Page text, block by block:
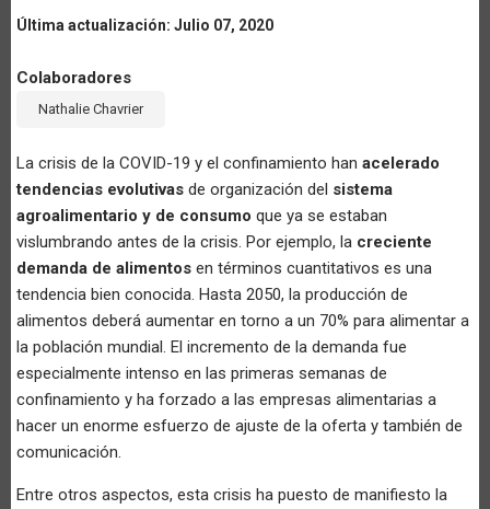
Última actualización: Julio 07, 2020
Colaboradores
Nathalie Chavrier
La crisis de la COVID-19 y el confinamiento han acelerado
tendencias evolutivas de organización del sistema
agroalimentario y de consumo que ya se estaban
vislumbrando antes de la crisis. Por ejemplo, la creciente
demanda de alimentos en términos cuantitativos es una
tendencia bien conocida. Hasta 2050, la producción de
alimentos deberá aumentar en torno a un 70% para alimentar a
la población mundial. El incremento de la demanda fue
especialmente intenso en las primeras semanas de
confinamiento y ha forzado a las empresas alimentarias a
hacer un enorme esfuerzo de ajuste de la oferta y también de
comunicación.
Entre otros aspectos, esta crisis ha puesto de manifiesto la